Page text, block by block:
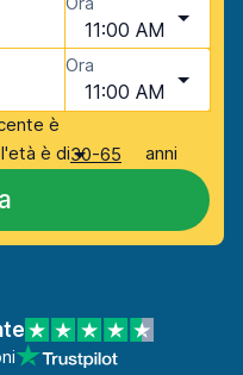
11:00 AM
Ora
11:00 AM
è
è di30-65 anni